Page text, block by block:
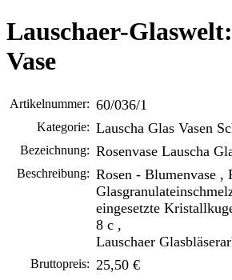
Lauschaer-
Vase
Artikelnummer: 60/036/1
Kategorie: Lauscha Glas Vasen
Bezeichnung: Rosenvase Lauscha
Beschreibung: Rosen - Blumenvase ,
eingesetzte
8 c ,
Lauschaer
Bruttopreis: 25,50 €